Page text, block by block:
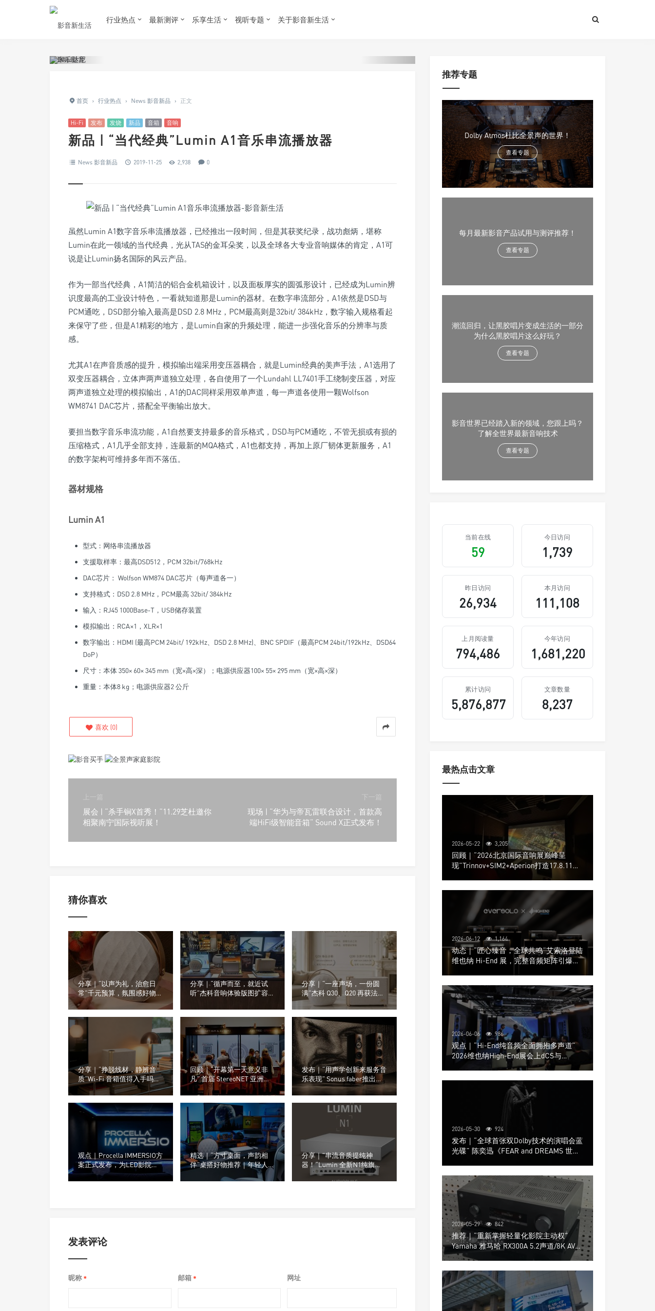
行业热点 最新测评 乐享生活 视听专题 关于影音新生活
首页 › 行业热点 › News 影音新品 › 正文
Hi-Fi 发布 发烧 新品 音箱 音响
新品 | “当代经典”Lumin A1音乐串流播放器
News 影音新品 2019-11-25 2,938 0
虽然Lumin A1数字音乐串流播放器，已经推出一段时间，但是其获奖纪录，战功彪炳，堪称
Lumin在此一领域的当代经典，光从TAS的金耳朵奖，以及全球各大专业音响媒体的肯定，A1可
说是让Lumin扬名国际的风云产品。
作为一部当代经典，A1简洁的铝合金机箱设计，以及面板厚实的圆弧形设计，已经成为Lumin辨
识度最高的工业设计特色，一看就知道那是Lumin的器材。在数字串流部分，A1依然是DSD与
PCM通吃，DSD部分输入最高是DSD 2.8 MHz，PCM最高则是32bit/ 384kHz，数字输入规格看起
来保守了些，但是A1精彩的地方，是Lumin自家的升频处理，能进一步强化音乐的分辨率与质
感。
尤其A1在声音质感的提升，模拟输出端采用变压器耦合，就是Lumin经典的美声手法，A1选用了
双变压器耦合，立体声两声道独立处理，各自使用了一个Lundahl LL7401手工绕制变压器，对应
两声道独立处理的模拟输出，A1的DAC同样采用双单声道，每一声道各使用一颗Wolfson
WM8741 DAC芯片，搭配全平衡输出放大。
要担当数字音乐串流功能，A1自然要支持最多的音乐格式，DSD与PCM通吃，不管无损或有损的
压缩格式，A1几乎全部支持，连最新的MQA格式，A1也都支持，再加上原厂韧体更新服务，A1
的数字架构可维持多年而不落伍。
器材规格
Lumin A1
型式：网络串流播放器
支援取样率：最高DSD512，PCM 32bit/768kHz
DAC芯片： Wolfson WM874 DAC芯片（每声道各一）
支持格式：DSD 2.8 MHz，PCM最高 32bit/ 384kHz
输入：RJ45 1000Base-T，USB储存装置
模拟输出：RCA×1，XLR×1
数字输出：HDMI (最高PCM 24bit/ 192kHz、DSD 2.8 MHz)、BNC SPDIF（最高PCM 24bit/192kHz、DSD64
DoP）
尺寸：本体 350× 60× 345 mm（宽×高×深）；电源供应器100× 55× 295 mm（宽×高×深）
重量：本体8 kg；电源供应器2 公斤
喜欢 (0)
上一篇
展会 | “杀手锏X首秀！”11.29芝杜邀你
相聚南宁国际视听展！
下一篇
现场 | “华为与帝瓦雷联合设计，首款高
端HiFi级智能音箱” Sound X正式发布！
猜你喜欢
分享｜“以声为礼，治愈日
常”千元预算，氛围感好物推
荐
分享｜“循声而至，就近试
听”杰科音响体验版图扩容，
分享｜“一座声场，一份圆
满”杰科 Q30、Q20 再获法国
设计奖
分享｜“挣脱线材，静辨音
质”Wi-Fi 音箱值得入手吗？
小白选购干货汇总
回顾｜“开幕第一天意义非
凡” 首届 StereoNET 亚洲高
级音响及视听展
发布｜“用声学创新来服务音
乐表现” Sonus faber推出了
全新的Olympica G3系列音箱
观点｜Procella IMMERSIO方
案正式发布，为LED影院重
新设计声音系统
精选｜“方寸桌面，声韵相
伴”桌搭好物推荐｜年轻人的
桌面，为什么越来越流行这
种音箱？
分享｜”串流音质提纯神
器！“Lumin 全新N1纯旗舰
网络交换机正式登场
发表评论
昵称 * 邮箱 * 网址
推荐专题
Dolby Atmos杜比全景声的世界！
查看专题
每月最新影音产品试用与测评推荐！
查看专题
潮流回归，让黑胶唱片变成生活的一部分
为什么黑胶唱片这么好玩？
查看专题
影音世界已经踏入新的领域，您跟上吗？
了解全世界最新音响技术
查看专题
当前在线
59
今日访问
1,739
昨日访问
26,934
本月访问
111,108
上月阅读量
794,486
今年访问
1,681,220
累计访问
5,876,877
文章数量
8,237
最热点击文章
2026-05-22 3,205
回顾｜“2026北京国际音响展巅峰呈
现”Trinnov+SIM2+Aperion打造17.8.11声
2026-06-12 1,164
动态｜“匠心臻音，全球共鸣”艾索洛登陆
维也纳 Hi-End 展，完整音频矩阵引爆关
2026-06-06 986
观点｜“Hi-End纯音频全面拥抱多声道”
2026维也纳High-End展会上dCS与
Trinnov Audio搭建多声道演示系统
2026-05-30 924
发布｜“全球首张双Dolby技术的演唱会蓝
光碟” 陈奕迅《FEAR and DREAMS 世界
2026-05-29 842
推荐｜“重新掌握轻量化影院主动权”
Yamaha 雅马哈 RX300A 5.2声道/8K AV放
大器